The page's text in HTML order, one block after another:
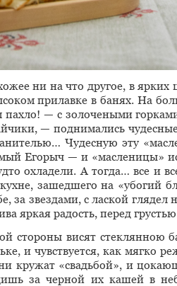
ни на что другое, в ярких
прилавке в банях. На
— с золочеными
— поднимались
Чудесную эту
Егорыч — и «масленицы»
охладели. А тогда… все и
зашедшего на «убогий
за звездами, с лаской глядел
яркая радость, перед
стороны висят стеклянною
и чувствуется, как мягко
кружат «свадьбой», и
за черной их кашей в